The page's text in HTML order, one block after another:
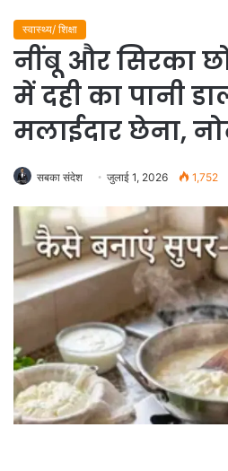
स्वास्थ्य/ शिक्षा
नींबू और सिरका
में दही का पानी
मलाईदार छेना,
सबका संदेश जुलाई 1, 2026 1,752